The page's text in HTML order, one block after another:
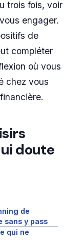
trois fois, voir
engager.
de
compléter
où vous
chez vous
doute
de
sans y pass
qui ne